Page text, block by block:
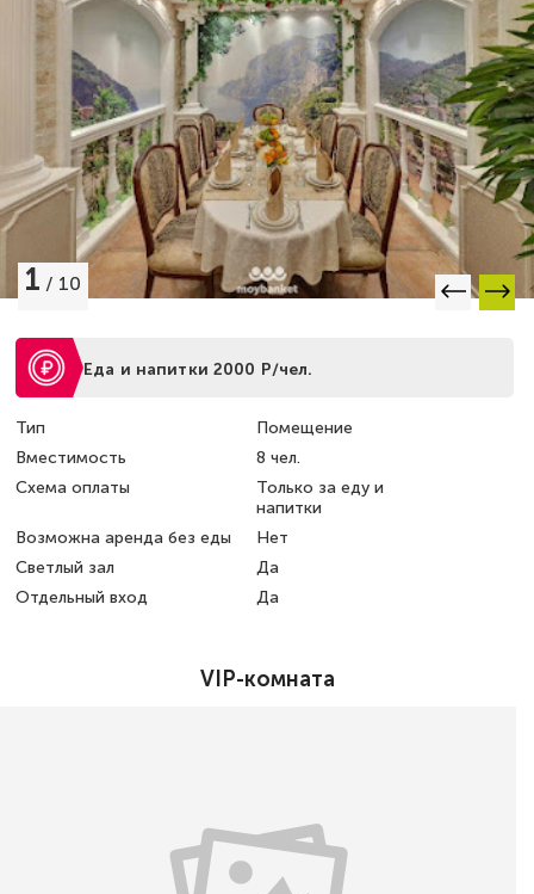
1 / 10
Еда и напитки 2000 Р/чел.
Тип
Помещение
Вместимость
8 чел.
Схема оплаты
Только за еду и
напитки
Возможна аренда без еды
Нет
Светлый зал
Да
Отдельный вход
Да
VIP-комната